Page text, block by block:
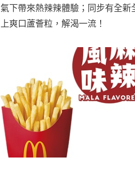
氣下帶來熱辣辣體驗；同步有全
上爽口蘆薈粒，解渴一流！